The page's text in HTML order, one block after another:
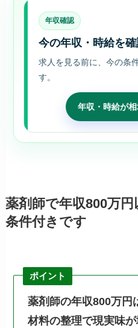
年収確認
今の年収・時給を
求人を見る前に、今の条
す。
年収・時給が
薬剤師で年収800万
条件付きです
ポイント
薬剤師の年収800万円
材料の整理で現実味が